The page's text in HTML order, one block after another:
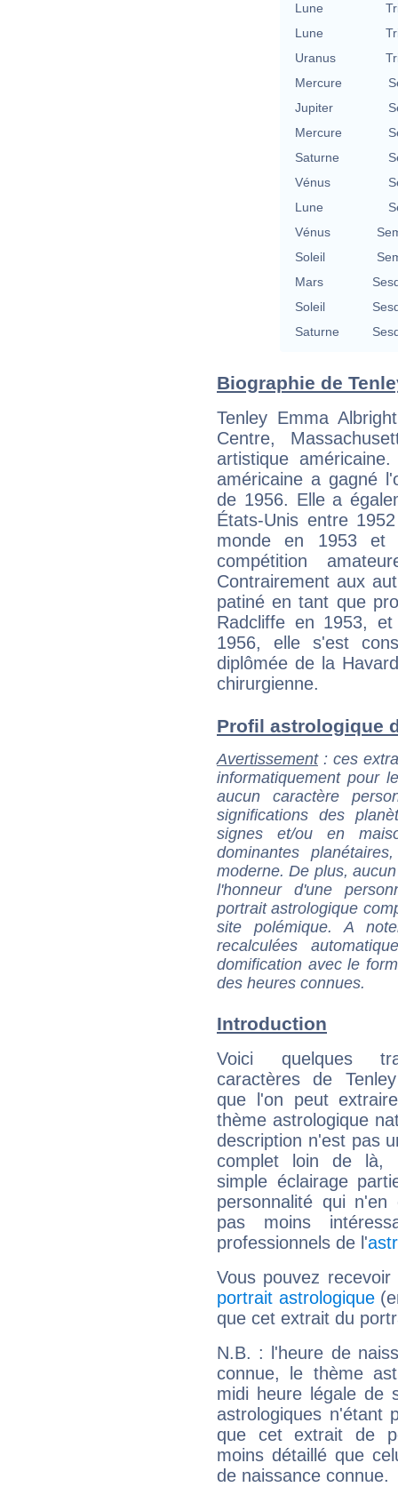
Lune
Lune
Uranus
Mercure
Jupiter
Mercure
Saturne
Vénus
Lune
Vénus
Soleil
Mars
Soleil
Saturne
Biographie de
Tenley Emma
Centre,
artistique
américaine a gagné
de 1956. Elle a
États-Unis entre
monde en 1953 et
compétition
Contrairement aux
patiné en tant que
Radcliffe en 1953,
1956, elle s'est
diplômée de la
chirurgienne.
Profil astrologique
Avertissement: ces
informatiquement pour
aucun caractère
significations des
signes et/ou en
dominantes
moderne. De plus,
l'honneur d'une
portrait astrologique
site polémique. A
recalculées
domification avec le
des heures connues.
Introduction
Voici quelques
caractères de
que l'on peut
thème astrologique
description n'est pas
complet loin de là,
simple éclairage
personnalité qui n'en
pas moins
professionnels de l'
Vous pouvez
portrait astrologique
que cet extrait du
N.B. : l'heure de
connue, le thème
midi heure légale de
astrologiques n'étant
que cet extrait de
moins détaillé que
de naissance connue.